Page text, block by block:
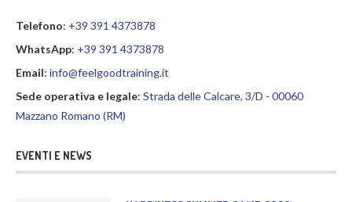
Telefono: +39 391 4373878
WhatsApp: +39 391 4373878
Email: info@feelgoodtraining.it
Sede operativa e legale: Strada delle Calcare, 3/D - 00060
Mazzano Romano (RM)
EVENTI E NEWS